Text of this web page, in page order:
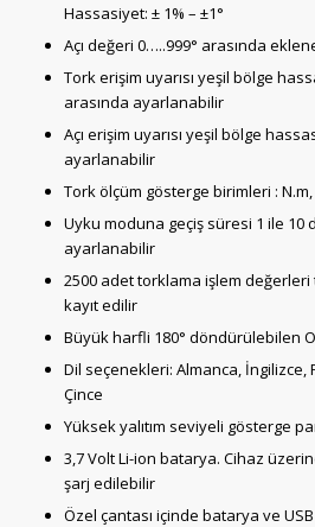
Hassasiyet: ± 1% – ±1°
Açı değeri 0…..999° arasında
Tork erişim uyarısı yeşil bölge
arasında ayarlanabilir
Açı erişim uyarısı yeşil bölge
ayarlanabilir
Tork ölçüm gösterge birimleri :
Uyku moduna geçiş süresi 1 ile 10
ayarlanabilir
2500 adet torklama işlem
kayıt edilir
Büyük harfli 180° döndürülebilen
Dil seçenekleri: Almanca, İngilizce,
Çince
Yüksek yalıtım seviyeli gösterge
3,7 Volt Li-ion batarya. Cihaz
şarj edilebilir
Özel çantası içinde batarya ve